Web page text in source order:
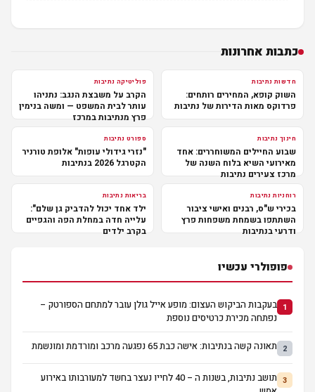
כתבות אחרונות
חדשות נתיבות
השוק קופא, המחירים רותחים:
פרדוקס מאות הדירות של נתיבות
פוליטיקה נתיבות
הקרב על משבצת הנגב: נתניהו
עותר לבית המשפט — ומשה בנימין
פרץ מנתיבות במרכז
חינוך נתיבות
שבוע החיילים המשוחררים: אחד
מאירועי השיא בלוח השנה של
מרכז צעירים נתיבות
ספורט נתיבות
"נזרי גידולי עופות" אלופת טורניר
הקטרגל 2026 בנתיבות
רוחניות נתיבות
בכירי ש"ס, רבנים ואישי ציבור
השתתפו בשמחת משפחות פרץ
ודרעי בנתיבות
בריאות נתיבות
ילד אחד יכול להדביק גן שלם":
עלייה חדה במחלת הפה והגפיים
בקרב ילדים
פופולרי עכשיו
1 בעקבות הביקוש העצום: מופע אייל גולן עובר למתחם הספורטק –
נפתחה מכירת כרטיסים נוספת
2 תאונה קשה בנתיבות: אישה כבת 65 נפגעה מרכב ומורדמת ומונשמת
3
תושב נתיבות, בשנות ה – 40 לחייו נעצר בחשד למעורבותו באירוע